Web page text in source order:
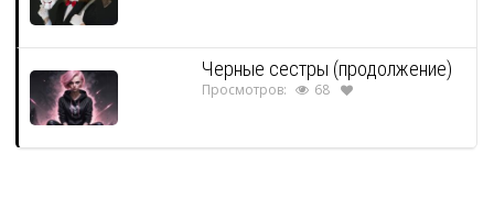
Черные сестры (продолжение)
Просмотров: 68